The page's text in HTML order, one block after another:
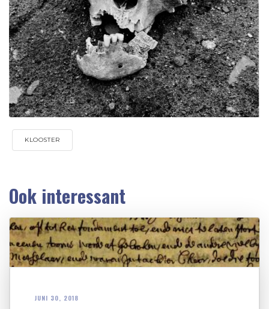
KLOOSTER
Ook interessant
JUNI 30, 2018